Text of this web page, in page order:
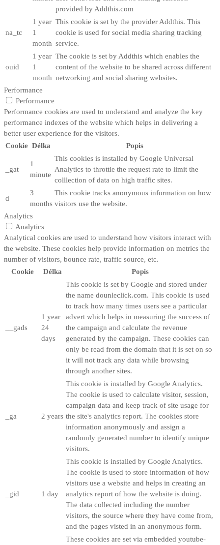
provided by Addthis.com
na_tc
1 year
1
month
This cookie is set by the provider Addthis. This
cookie is used for social media sharing tracking
service.
ouid
1 year
1
month
The cookie is set by Addthis which enables the
content of the website to be shared across different
networking and social sharing websites.
Performance
Performance
Performance cookies are used to understand and analyze the key
performance indexes of the website which helps in delivering a
better user experience for the visitors.
Cookie Délka Popis
_gat
1
minute
This cookies is installed by Google Universal
Analytics to throttle the request rate to limit the
colllection of data on high traffic sites.
d
3
months
This cookie tracks anonymous information on how
visitors use the website.
Analytics
Analytics
Analytical cookies are used to understand how visitors interact with
the website. These cookies help provide information on metrics the
number of visitors, bounce rate, traffic source, etc.
Cookie
Délka Popis
__gads
1 year
24
days
This cookie is set by Google and stored under
the name dounleclick.com. This cookie is used
to track how many times users see a particular
advert which helps in measuring the success of
the campaign and calculate the revenue
generated by the campaign. These cookies can
only be read from the domain that it is set on so
it will not track any data while browsing
through another sites.
_ga 2 years
This cookie is installed by Google Analytics.
The cookie is used to calculate visitor, session,
campaign data and keep track of site usage for
the site's analytics report. The cookies store
information anonymously and assign a
randomly generated number to identify unique
visitors.
_gid 1 day
This cookie is installed by Google Analytics.
The cookie is used to store information of how
visitors use a website and helps in creating an
analytics report of how the website is doing.
The data collected including the number
visitors, the source where they have come from,
and the pages visted in an anonymous form.
These cookies are set via embedded youtube-